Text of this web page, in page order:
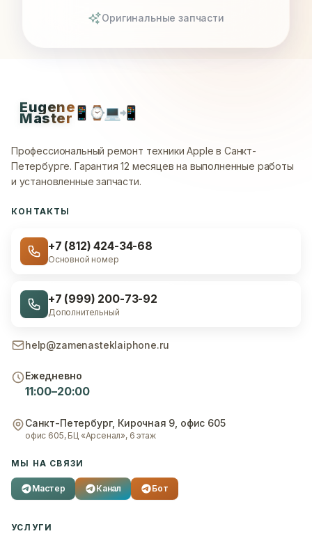
Оригинальные запчасти
Eugene
Master📱 ⌚💻📲
Профессиональный ремонт техники Apple в Санкт-
Петербурге. Гарантия 12 месяцев на выполненные работы
и установленные запчасти.
КОНТАКТЫ
+7 (812) 424-34-68
Основной номер
+7 (999) 200-73-92
Дополнительный
help@zamenasteklaiphone.ru
Ежедневно
11:00–20:00
Санкт-Петербург, Кирочная 9, офис 605
офис 605, БЦ «Арсенал», 6 этаж
МЫ НА СВЯЗИ
Мастер Канал Бот
УСЛУГИ